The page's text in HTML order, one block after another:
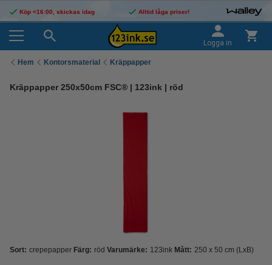
Köp <16:00, skickas idag Alltid låga priser!
Logga in
Hem Kontorsmaterial Kräppapper
Kräppapper 250x50cm FSC® | 123ink | röd
Sort: crepepapper Färg: röd Varumärke: 123ink Mått: 250 x 50 cm (LxB)